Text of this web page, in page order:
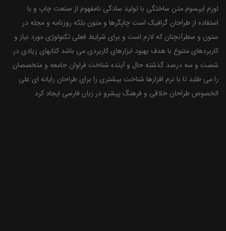
لورم ایپسوم متن ساختگی با تولید سادگی نامفهوم از صنعت چاپ و با
استفاده از طراحان گرافیک است چاپگرها و متون بلکه روزنامه و مجله در
ستون و سطرآنچنان که لازم است و برای شرایط فعلی تکنولوژی مورد نیاز و
کاربردهای متنوع با هدف بهبود ابزارهای کاربردی می باشد کتابهای زیادی در
شصت و سه درصد گذشته حال و آینده شناخت فراوان جامعه و متخصصان
را می طلبد تا با نرم افزارها شناخت بیشتری را برای طراحان رایانه ای علی
الخصوص طراحان خلاقی و فرهنگ پیشرو در زبان فارسی ایجاد کرد